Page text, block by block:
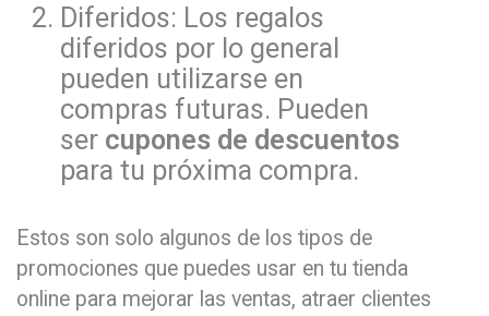
Diferidos: Los regalos
diferidos por lo general
pueden utilizarse en
compras futuras. Pueden
ser cupones de descuentos
para tu próxima compra.
Estos son solo algunos de los tipos de
promociones que puedes usar en tu tienda
online para mejorar las ventas, atraer clientes